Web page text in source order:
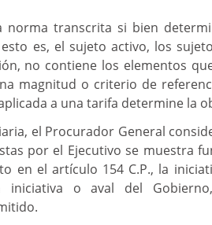
norma transcrita si bien
es, el sujeto activo, los
no contiene los elementos
magnitud o criterio de
a una tarifa determine la
el Procurador General
por el Ejecutivo se muestra
en el artículo 154 C.P., la
o aval del